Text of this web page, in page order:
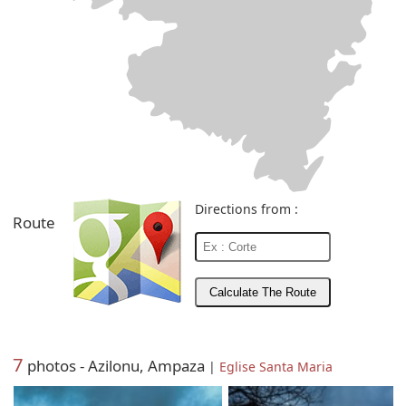
Route
Directions from :
7 photos - Azilonu, Ampaza | Eglise Santa Maria